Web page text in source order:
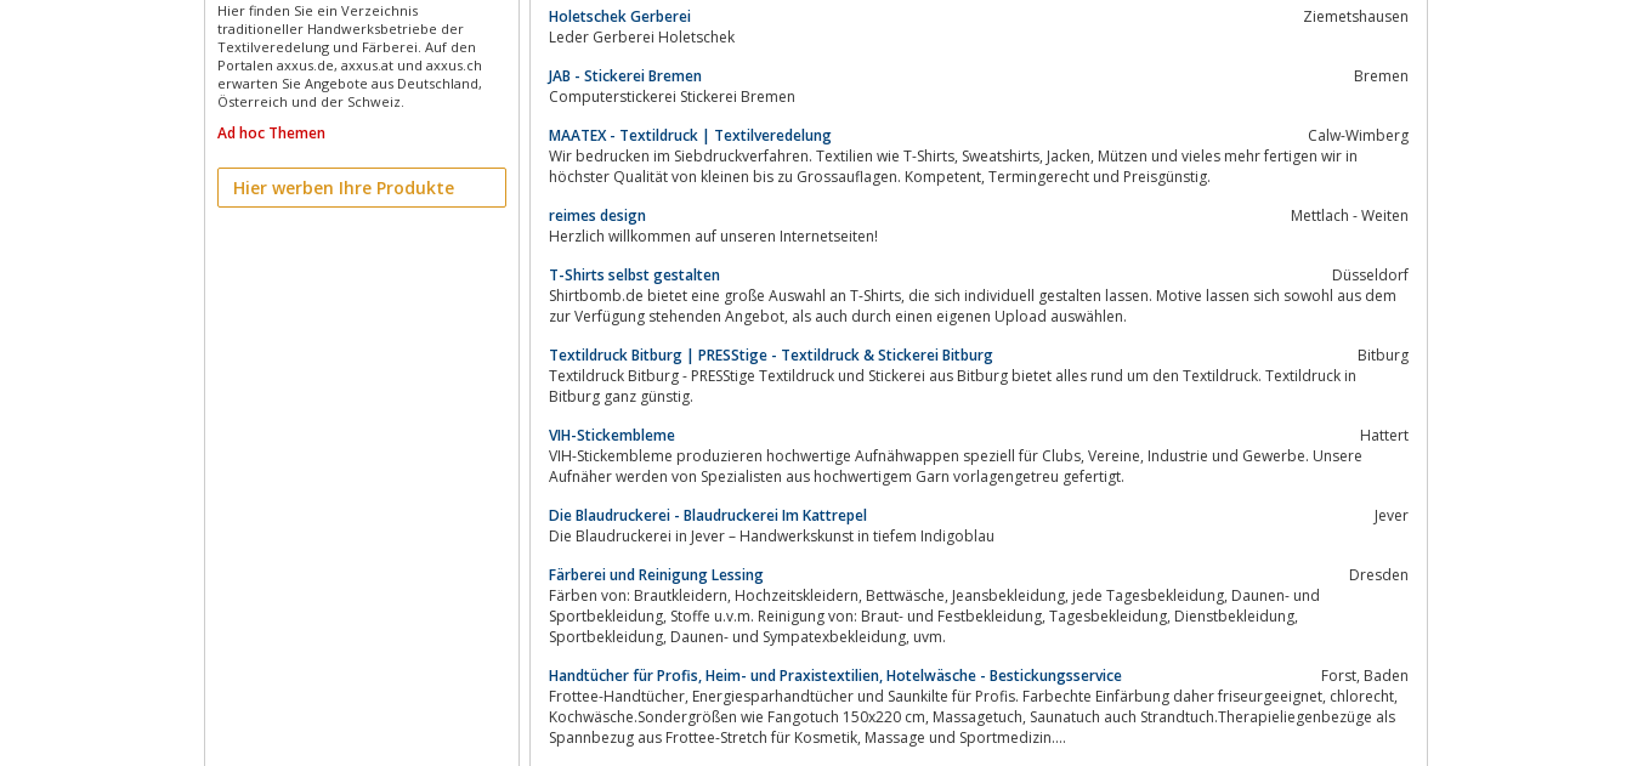
Hier finden Sie ein Verzeichnis
traditioneller Handwerksbetriebe der
Textilveredelung und Färberei. Auf den
Portalen axxus.de, axxus.at und axxus.ch
erwarten Sie Angebote aus Deutschland,
Österreich und der Schweiz.
Ad hoc Themen
Hier werben Ihre Produkte
Holetschek Gerberei
Ziemetshausen
Leder Gerberei Holetschek
JAB - Stickerei Bremen
Bremen
Computerstickerei Stickerei Bremen
MAATEX - Textildruck | Textilveredelung
Calw-Wimberg
Wir bedrucken im Siebdruckverfahren. Textilien wie T-Shirts, Sweatshirts, Jacken, Mützen und vieles mehr fertigen wir in
höchster Qualität von kleinen bis zu Grossauflagen. Kompetent, Termingerecht und Preisgünstig.
reimes design
Mettlach - Weiten
Herzlich willkommen auf unseren Internetseiten!
T-Shirts selbst gestalten
Düsseldorf
Shirtbomb.de bietet eine große Auswahl an T-Shirts, die sich individuell gestalten lassen. Motive lassen sich sowohl aus dem
zur Verfügung stehenden Angebot, als auch durch einen eigenen Upload auswählen.
Textildruck Bitburg | PRESStige - Textildruck & Stickerei Bitburg
Bitburg
Textildruck Bitburg - PRESStige Textildruck und Stickerei aus Bitburg bietet alles rund um den Textildruck. Textildruck in
Bitburg ganz günstig.
VIH-Stickembleme
Hattert
VIH-Stickembleme produzieren hochwertige Aufnähwappen speziell für Clubs, Vereine, Industrie und Gewerbe. Unsere
Aufnäher werden von Spezialisten aus hochwertigem Garn vorlagengetreu gefertigt.
Die Blaudruckerei - Blaudruckerei Im Kattrepel
Jever
Die Blaudruckerei in Jever – Handwerkskunst in tiefem Indigoblau
Färberei und Reinigung Lessing
Dresden
Färben von: Brautkleidern, Hochzeitskleidern, Bettwäsche, Jeansbekleidung, jede Tagesbekleidung, Daunen- und
Sportbekleidung, Stoffe u.v.m. Reinigung von: Braut- und Festbekleidung, Tagesbekleidung, Dienstbekleidung,
Sportbekleidung, Daunen- und Sympatexbekleidung, uvm.
Handtücher für Profis, Heim- und Praxistextilien, Hotelwäsche - Bestickungsservice
Forst, Baden
Frottee-Handtücher, Energiesparhandtücher und Saunkilte für Profis. Farbechte Einfärbung daher friseurgeeignet, chlorecht,
Kochwäsche.Sondergrößen wie Fangotuch 150x220 cm, Massagetuch, Saunatuch auch Strandtuch.Therapieliegenbezüge als
Spannbezug aus Frottee-Stretch für Kosmetik, Massage und Sportmedizin....